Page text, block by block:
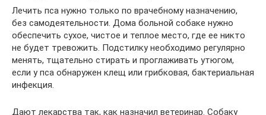
Лечить пса нужно только по врачебному назначению,
без самодеятельности. Дома больной собаке нужно
обеспечить сухое, чистое и теплое место, где ее никто
не будет тревожить. Подстилку необходимо регулярно
менять, тщательно стирать и проглаживать утюгом,
если у пса обнаружен клещ или грибковая, бактериальная
инфекция.
Дают лекарства так, как назначил ветеринар. Собаку